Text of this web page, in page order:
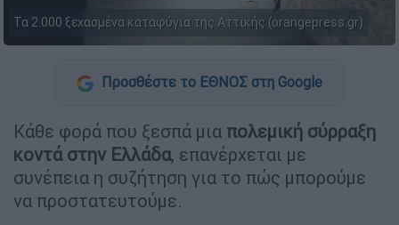
Τα 2.000 ξεχασμένα καταφύγια της Αττικής (orangepress.gr)
Προσθέστε το ΕΘΝΟΣ στη Google
Κάθε φορά που ξεσπά μια πολεμική σύρραξη
κοντά στην Ελλάδα, επανέρχεται με
συνέπεια η συζήτηση για το πώς μπορούμε
να προστατευτούμε.